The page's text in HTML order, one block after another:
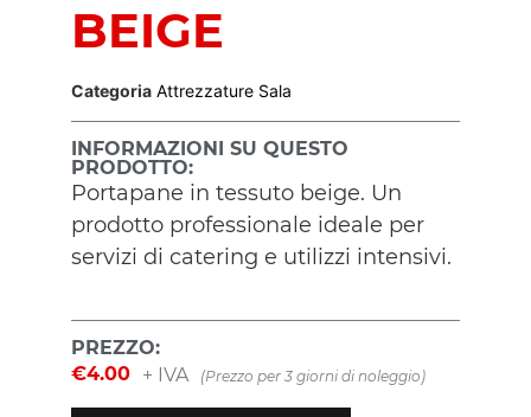
BEIGE
Categoria Attrezzature Sala
INFORMAZIONI SU QUESTO
PRODOTTO:
Portapane in tessuto beige. Un
prodotto professionale ideale per
servizi di catering e utilizzi intensivi.
PREZZO:
€4.00 + IVA (Prezzo per 3 giorni di noleggio)